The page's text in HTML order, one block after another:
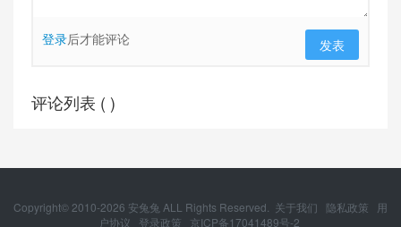
登录后才能评论 发表
评论列表 ( )
Copyright© 2010-2026 安兔兔 ALL Rights Reserved. 关于我们 隐私政策
用
户协议
登录政策 京ICP备17041489号-2